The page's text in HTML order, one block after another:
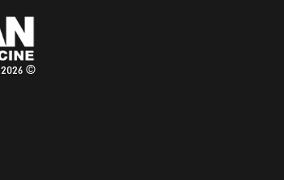
© 2026 ARANISRAEL. כל הזכויות שמורות.